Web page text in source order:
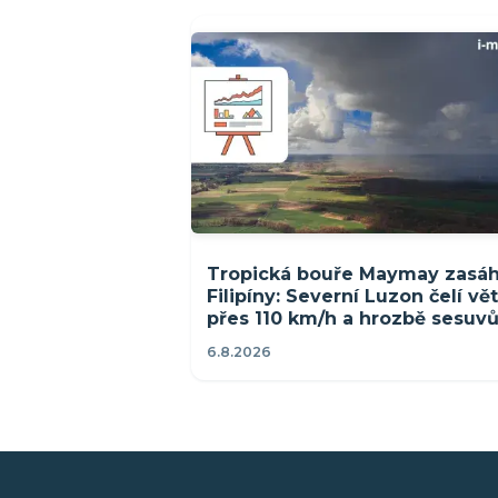
Tropická bouře Maymay
Filipíny: Severní Luzon čelí
přes 110 km/h a hrozbě sesuvů
6.8.2026